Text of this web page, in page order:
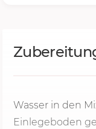
Wasser in den
Einlegeboden